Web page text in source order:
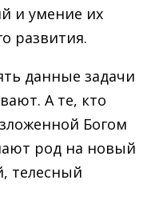
и умение их
развития.
данные задачи
А те, кто
Богом
род на новый
телесный